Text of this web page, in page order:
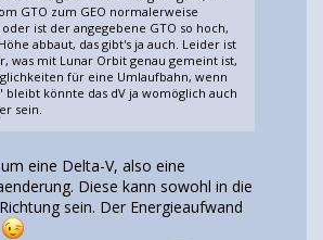
GTO zum GEO normalerweise
ist der angegebene GTO so hoch,
abbaut, das gibt's ja auch. Leider ist
was mit Lunar Orbit genau gemeint ist,
für eine Umlaufbahn, wenn
bleibt könnte das dV ja womöglich auch
sein.
eine Delta-V, also eine
Diese kann sowohl in die
sein. Der Energieaufwand